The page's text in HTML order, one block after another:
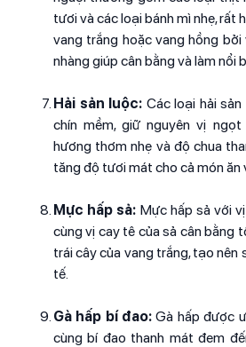
tươi và các loại bánh mì nhẹ, rất
vang trắng hoặc vang hồng bởi
nhàng giúp cân bằng và làm nổi
Hải sản luộc: Các loại hải
chín mềm, giữ nguyên vị
hương thơm nhẹ và độ chua
tăng độ tươi mát cho cả món ăn
Mực hấp sả: Mực hấp sả với
cùng vị cay tê của sả cân bằng
trái cây của vang trắng, tạo nên
tế.
Gà hấp bí đao:Gà hấp được
cùng bí đao thanh mát đem